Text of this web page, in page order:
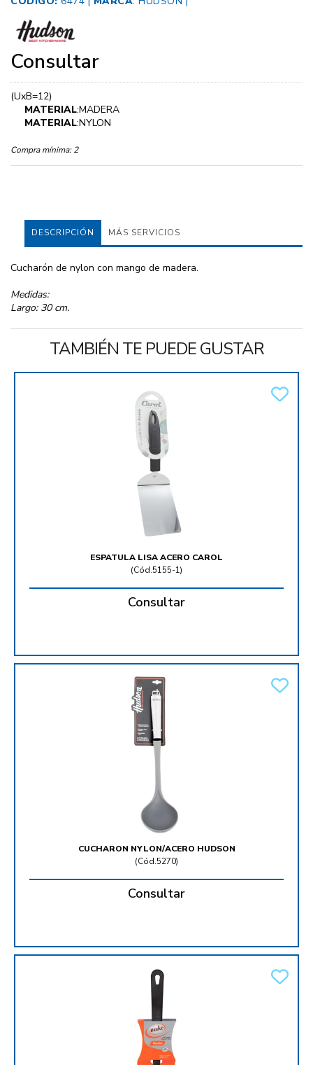
Consultar
(UxB=12)
MATERIAL:MADERA
MATERIAL:NYLON
Compra mínima: 2
DESCRIPCIÓN MÁS SERVICIOS
Cucharón de nylon con mango de madera.
Medidas:
Largo: 30 cm.
TAMBIÉN TE PUEDE GUSTAR
ESPATULA LISA ACERO CAROL
(Cód.5155-1)
Consultar
CUCHARON NYLON/ACERO HUDSON
(Cód.5270)
Consultar